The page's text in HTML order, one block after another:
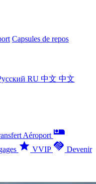
Capsules de repos
RU 中文 中文
Aéroport airline_seat_individual_suite
star VVIP handshake Devenir